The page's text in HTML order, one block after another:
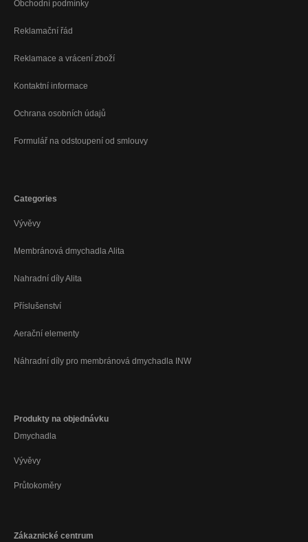
Obchodní podmínky
Reklamační řád
Reklamace a vrácení zboží
Kontaktní informace
Ochrana osobních údajů
Formulář na odstoupení od smlouvy
Categories
Vývěvy
Membránová dmychadla Alita
Nahradní díly Alita
Příslušenství
Aerační elementy
Náhradní díly pro membránová dmychadla INW
Produkty na objednávku
Dmychadla
Vývěvy
Průtokoměry
Zákaznické centrum